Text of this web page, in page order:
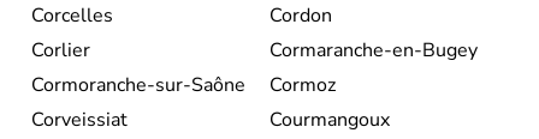
Corcelles
Cordon
Corlier
Cormaranche-en-Bugey
Cormoranche-sur-Saône
Cormoz
Corveissiat
Courmangoux